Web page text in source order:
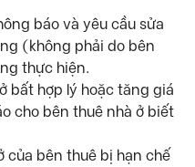
báo và yêu cầu sửa
(không phải do bên
thực hiện.
bất hợp lý hoặc tăng giá
cho bên thuê nhà ở biết
của bên thuê bị hạn chế